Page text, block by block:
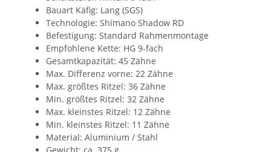
Bauart Käfig: Lang (SGS)
Technologie: Shimano Shadow RD
Befestigung: Standard Rahmenmontage
Empfohlene Kette: HG 9-fach
Gesamtkapazität: 45 Zähne
Max. Differenz vorne: 22 Zähne
Max. größtes Ritzel: 36 Zähne
Min. größtes Ritzel: 32 Zähne
Max. kleinstes Ritzel: 12 Zähne
Min. kleinstes Ritzel: 11 Zähne
Material: Aluminium / Stahl